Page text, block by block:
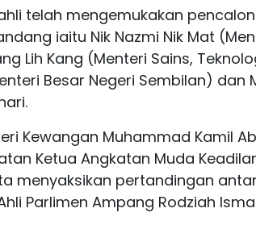
telah mengemukakan
iaitu Nik Nazmi Nik Mat
Lih Kang (Menteri Sains,
Besar Negeri Sembilan) dan
Kewangan Muhammad Kamil
Ketua Angkatan Muda
menyaksikan pertandingan
Parlimen Ampang Rodziah